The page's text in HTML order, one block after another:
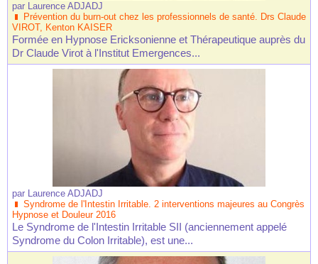
par Laurence ADJADJ
Prévention du burn-out chez les professionnels de santé. Drs Claude
VIROT, Kenton KAISER
Formée en Hypnose Ericksonienne et Thérapeutique auprès du
Dr Claude Virot à l'Institut Emergences...
par Laurence ADJADJ
Syndrome de l'Intestin Irritable. 2 interventions majeures au Congrès
Hypnose et Douleur 2016
Le Syndrome de l'Intestin Irritable SII (anciennement appelé
Syndrome du Colon Irritable), est une...